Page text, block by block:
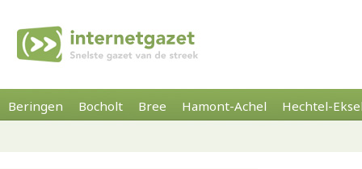
Beringen Bocholt Bree Hamont-Achel Hechtel-